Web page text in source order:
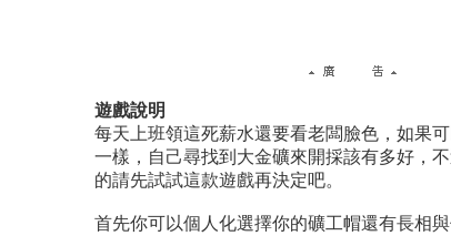
遊戲說明
每天上班領這死薪水還要看老闆臉色，如果
一樣，自己尋找到大金礦來開採該有多好，
的請先試試這款遊戲再決定吧。
首先你可以個人化選擇你的礦工帽還有長相